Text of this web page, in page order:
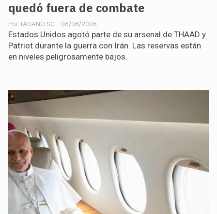
quedó fuera de combate
TABANO SC 06/08/2026
Estados Unidos agotó parte de su arsenal de THAAD y
Patriot durante la guerra con Irán. Las reservas están
en niveles peligrosamente bajos.